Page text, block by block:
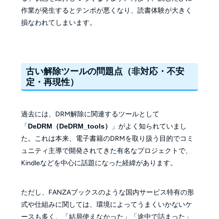
作業が発生するとテンポが悪くなり、読書体験が大きく
損なわれてしまいます。
古い解除ツールの問題点（非対応・不安
定・再現性）
過去には、DRM解除に関連するツールとして
「DeDRM（DeDRM_tools） 」がよく知られていまし
た。これは本来、電子書籍のDRMを取り扱う目的でコミ
ュニティ主導で開発されてきた有名なプロジェクトで、
Kindleなどを中心に話題になった経緯があります。
ただし、FANZAブックスのような国内サービス特有の形
式や仕組みに関しては、環境によってうまくいかないケ
ースも多く、「結局使えなかった」「途中で詰まった」